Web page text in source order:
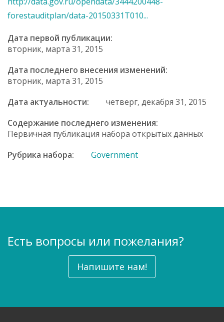
forestauditplan/data-20150331T010...
Дата первой публикации:
вторник, марта 31, 2015
Дата последнего внесения изменений:
вторник, марта 31, 2015
Дата актуальности:
четверг, декабря 31, 2015
Содержание последнего изменения:
Первичная публикация набора открытых данных
Рубрика набора:
Government
Есть вопросы или пожелания?
Напишите нам!